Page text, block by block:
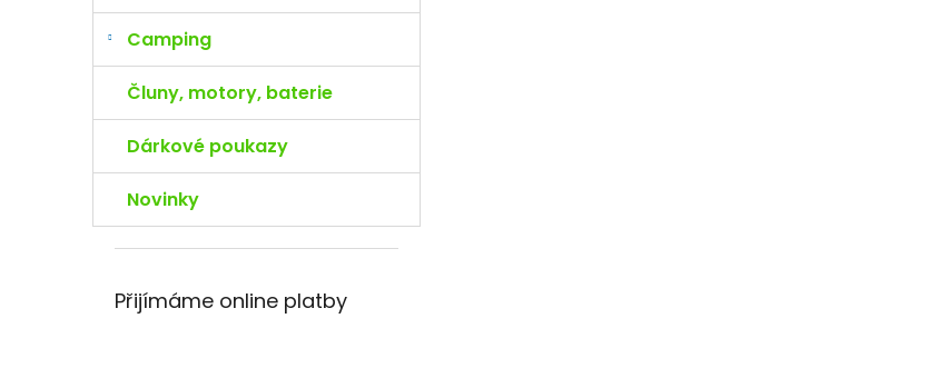
Camping
Čluny, motory, baterie
Dárkové poukazy
Novinky
Přijímáme online platby